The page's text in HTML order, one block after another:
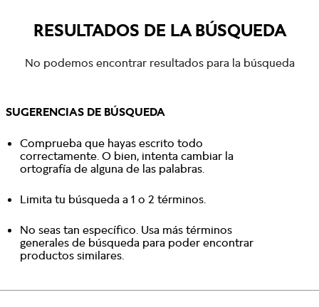
RESULTADOS DE LA BÚSQUEDA
No podemos encontrar resultados para la búsqueda
SUGERENCIAS DE BÚSQUEDA
Comprueba que hayas escrito todo
correctamente. O bien, intenta cambiar la
ortografía de alguna de las palabras.
Limita tu búsqueda a 1 o 2 términos.
No seas tan específico. Usa más términos
generales de búsqueda para poder encontrar
productos similares.